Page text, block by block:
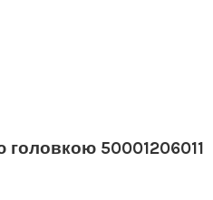
головкою 50001206011